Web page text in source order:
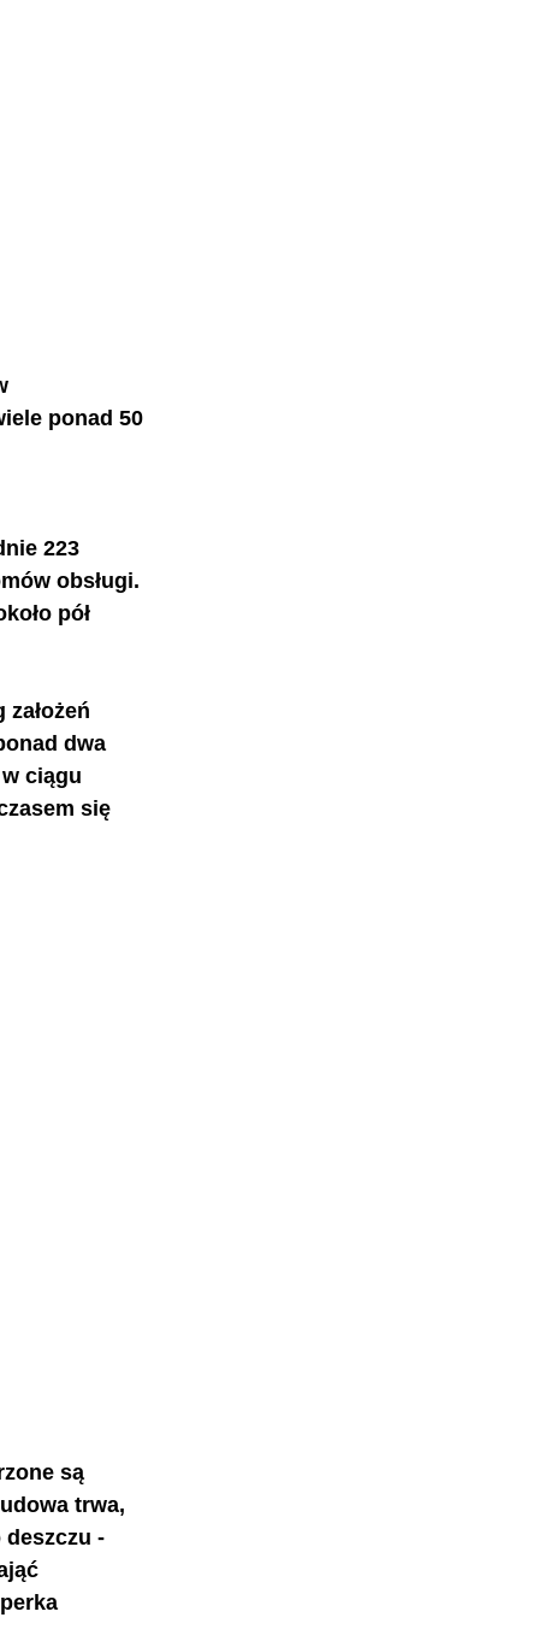
ponad 50
223
obsługi.
pół
dwa
ciągu
się
są
trwa,
-